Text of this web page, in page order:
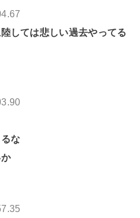
しては悲しい過去やってる
な